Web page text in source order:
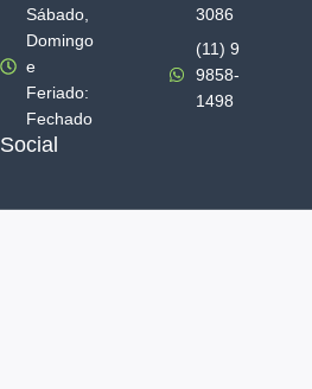
Sábado,
Domingo
e
Feriado:
Fechado
Social
3086
(11) 9
9858-
1498